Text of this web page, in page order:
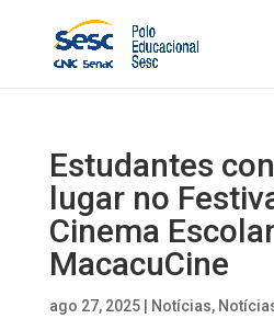
Estudantes
lugar no
Cinema
MacacuCine
ago 27, 2025| Notícias,